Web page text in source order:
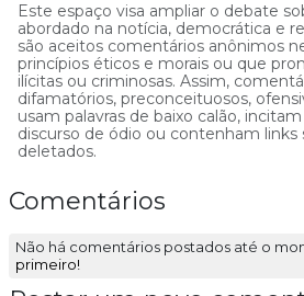
Este espaço visa ampliar o debate
abordado na notícia, democrática e
são aceitos comentários anônimos
princípios éticos e morais ou que
ilícitas ou criminosas. Assim,
difamatórios, preconceituosos,
usam palavras de baixo calão,
discurso de ódio ou contenham
deletados.
Comentários
Não há comentários postados até o
primeiro!